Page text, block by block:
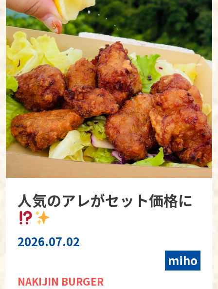
人気のアレがセット価格に
2026.07.02
miho
NAKIJIN BURGER